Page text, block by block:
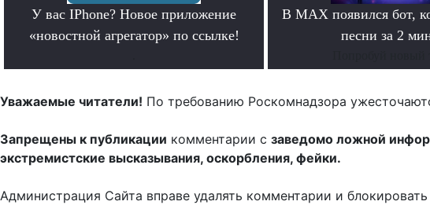
У вас IPhone? Новое приложение
«новостной агрегатор» по ссылке!
В MAX появился бот,
песни за 2
Уважаемые читатели! По требованию Роскомнадзора
Запрещены к публикации комментарии с заведомо ложной
экстремистские высказывания, оскорбления, фейки.
Администрация Сайта вправе удалять комментарии и